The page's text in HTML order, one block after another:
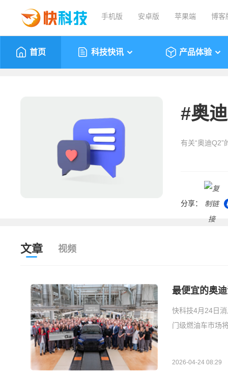
手机版 安卓版 苹果端 博客
首页 科技快讯 产品体验
#奥
有关“奥迪Q2”
分享：
文章 视频
最便宜的奥
快科技4月24日
门级燃油车市场
2026-04-24 08:29